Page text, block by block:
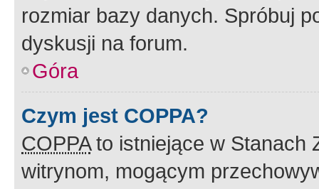
rozmiar bazy danych. Spróbuj
dyskusji na forum.
Góra
Czym jest COPPA?
COPPAto istniejące w Stanach
witrynom, mogącym